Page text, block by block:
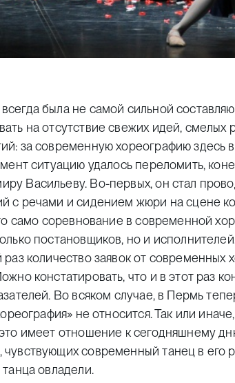
была не самой сильной
на отсутствие свежих идей, смелых
за современную хореографию здесь
ситуацию удалось переломить,
Васильеву. Во-первых, он стал
с речами и сидением жюри на сцене
само соревнование в современной
постановщиков, но и
количество заявок от современных
констатировать, что и в этот раз
Во всяком случае, в Пермь
не относится. Так или иначе,
имеет отношение к сегодняшнему
современный танец в его
овладели.